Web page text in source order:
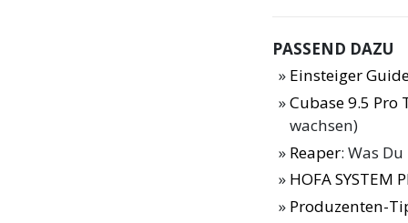
PASSEND DAZU
Einsteiger
Cubase 9.5 Pro
wachsen)
Reaper: Was
HOFA SYSTEM
Produzenten-